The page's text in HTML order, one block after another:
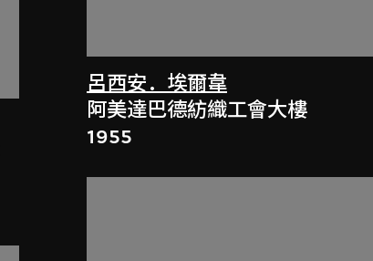
呂西安．埃爾韋
阿美達巴德紡織工會大樓
1955